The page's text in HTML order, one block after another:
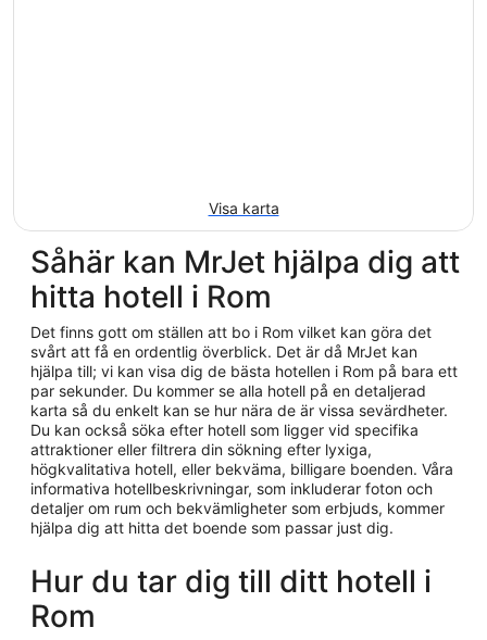
Visa karta
Såhär kan MrJet hjälpa dig att
hitta hotell i Rom
Det finns gott om ställen att bo i Rom vilket kan göra det
svårt att få en ordentlig överblick. Det är då MrJet kan
hjälpa till; vi kan visa dig de bästa hotellen i Rom på bara ett
par sekunder. Du kommer se alla hotell på en detaljerad
karta så du enkelt kan se hur nära de är vissa sevärdheter.
Du kan också söka efter hotell som ligger vid specifika
attraktioner eller filtrera din sökning efter lyxiga,
högkvalitativa hotell, eller bekväma, billigare boenden. Våra
informativa hotellbeskrivningar, som inkluderar foton och
detaljer om rum och bekvämligheter som erbjuds, kommer
hjälpa dig att hitta det boende som passar just dig.
Hur du tar dig till ditt hotell i
Rom